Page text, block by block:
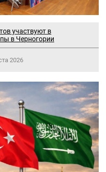
участвуют в
в Черногории
2026